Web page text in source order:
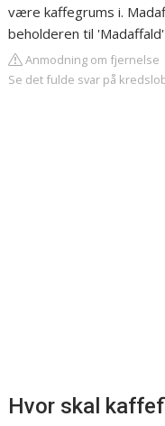
være kaffegrums i.
beholderen til
Anmodning om fjernelse
Se det fulde svar på
Hvor skal